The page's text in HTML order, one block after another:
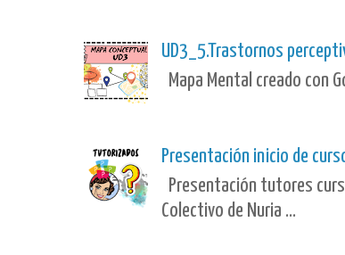
UD3_5.Trastornos
Mapa Mental creado con
Presentación inicio de
Presentación tutores
Colectivo de Nuria ...